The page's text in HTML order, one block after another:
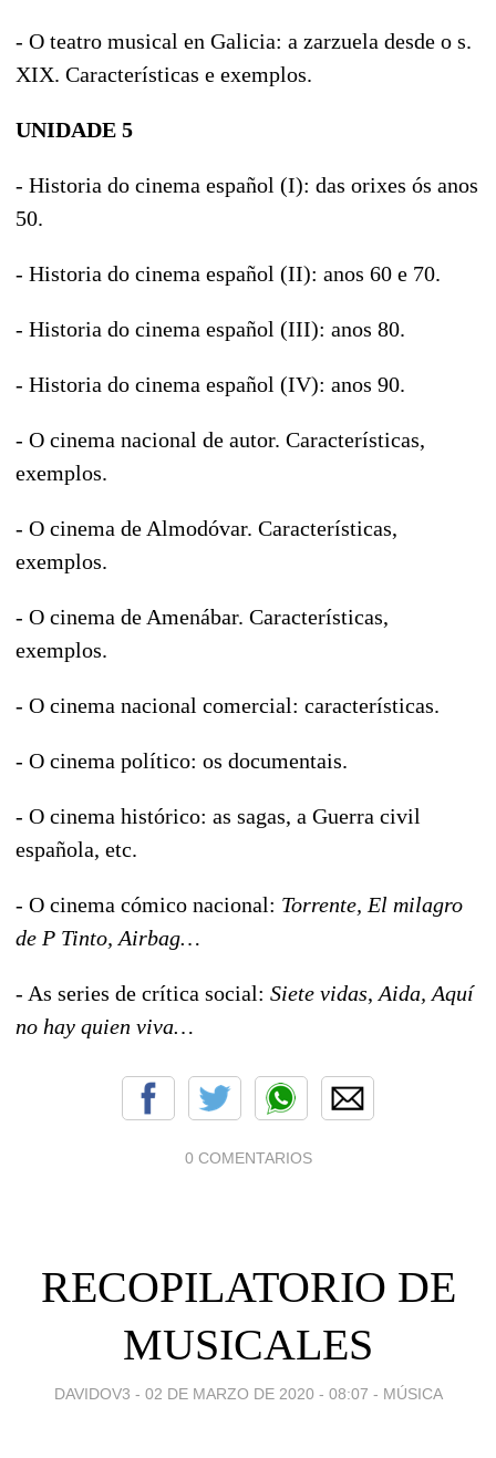
- O teatro musical en Galicia: a zarzuela desde o s.
XIX. Características e exemplos.
UNIDADE 5
- Historia do cinema español (I): das orixes ós anos
50.
- Historia do cinema español (II): anos 60 e 70.
- Historia do cinema español (III): anos 80.
- Historia do cinema español (IV): anos 90.
- O cinema nacional de autor. Características,
exemplos.
- O cinema de Almodóvar. Características,
exemplos.
- O cinema de Amenábar. Características,
exemplos.
- O cinema nacional comercial: características.
- O cinema político: os documentais.
- O cinema histórico: as sagas, a Guerra civil
española, etc.
- O cinema cómico nacional: Torrente, El milagro
de P Tinto, Airbag…
- As series de crítica social: Siete vidas, Aida, Aquí
no hay quien viva…
0 COMENTARIOS
RECOPILATORIO DE
MUSICALES
DAVIDOV3 - 02 DE MARZO DE 2020 - 08:07 - MÚSICA